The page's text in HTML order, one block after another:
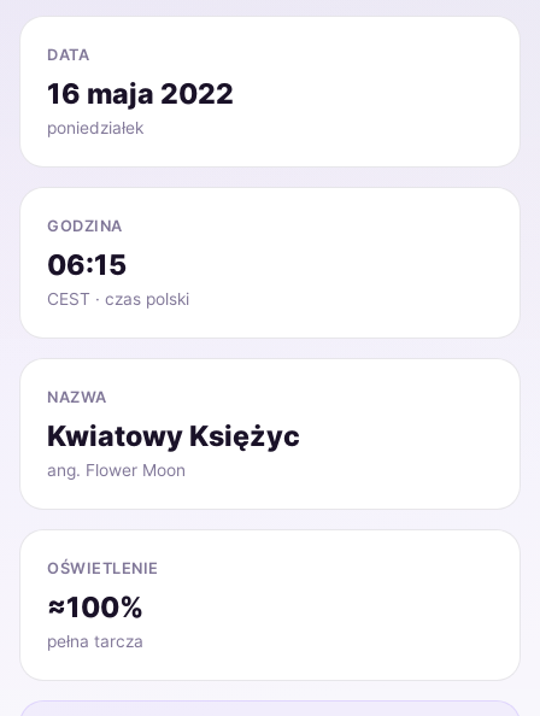
DATA
16 maja 2022
poniedziałek
GODZINA
06:15
CEST · czas polski
NAZWA
Kwiatowy Księżyc
ang. Flower Moon
OŚWIETLENIE
≈100%
pełna tarcza